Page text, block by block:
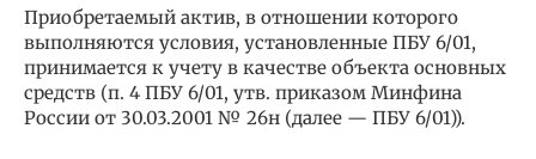
Приобретаемый актив, в отношении которого
выполняются условия, установленные ПБУ 6/01,
принимается к учету в качестве объекта основных
средств (п. 4 ПБУ 6/01, утв. приказом Минфина
России от 30.03.2001 № 26н (далее — ПБУ 6/01)).